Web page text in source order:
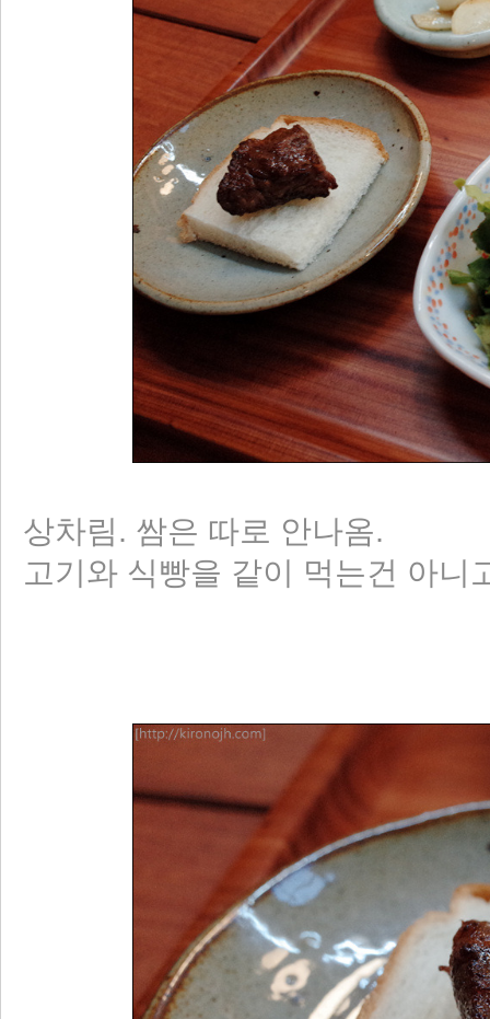
상차림. 쌈은 따로 안나옴.
고기와 식빵을 같이 먹는건 아니